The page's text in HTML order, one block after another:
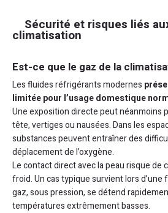
Sécurité et risques liés
climatisation
Est-ce que le gaz de la
Les fluides réfrigérants modernes
limitée pour l’usage domestique
Une exposition directe peut néanmoins
tête, vertiges ou nausées. Dans les
substances peuvent entraîner des
déplacement de l’oxygène.
Le contact direct avec la peau risque de
froid. Un cas typique survient lors d’une
gaz, sous pression, se détend
températures extrêmement basses.